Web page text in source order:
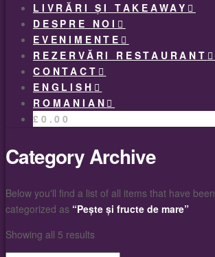
LIVRĂRI ȘI TAKEAWAY
DESPRE NOI
EVENIMENTE
REZERVĂRI RESTAURANT
CONTACT
ENGLISH
ROMANIAN
£ 0.00
Category Archive
Below you'll find a list of all items that have been
categorized as “Pește și fructe de mare”
Showing all 5 results